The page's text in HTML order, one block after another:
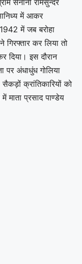
सेनानी रामसुन्दर
में आकर
में जब बरोहा
गिरफ्तार कर लिया तो
दिया। इस दौरान
पर अंधाधुंध गोलिया
क्रांतिकारियों को
माता प्रसाद पाण्डेय